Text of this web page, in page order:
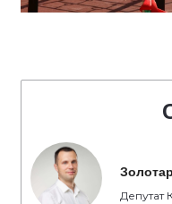
Депутат